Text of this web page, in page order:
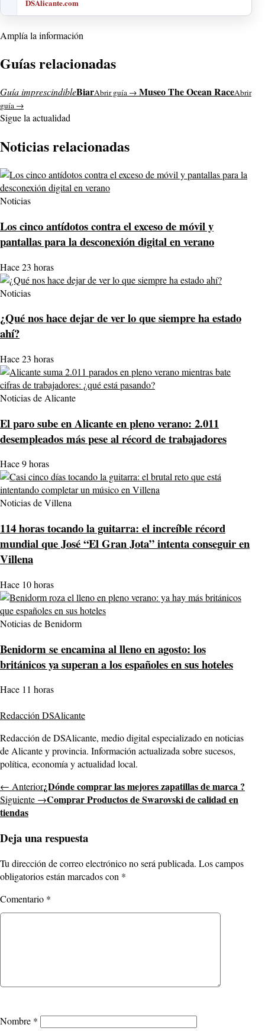
DSAlicante.com
Amplía la información
Guías relacionadas
Guía imprescindibleBiarAbrir guía → Museo The Ocean RaceAbrir
guía →
Sigue la actualidad
Noticias relacionadas
Noticias
Los cinco antídotos contra el exceso de móvil y
pantallas para la desconexión digital en verano
Hace 23 horas
Noticias
¿Qué nos hace dejar de ver lo que siempre ha estado
ahí?
Hace 23 horas
Noticias de Alicante
El paro sube en Alicante en pleno verano: 2.011
desempleados más pese al récord de trabajadores
Hace 9 horas
Noticias de Villena
114 horas tocando la guitarra: el increíble récord
mundial que José “El Gran Jota” intenta conseguir en
Villena
Hace 10 horas
Noticias de Benidorm
Benidorm se encamina al lleno en agosto: los
británicos ya superan a los españoles en sus hoteles
Hace 11 horas
Redacción DSAlicante
Redacción de DSAlicante, medio digital especializado en noticias
de Alicante y provincia. Información actualizada sobre sucesos,
política, economía y actualidad local.
← Anterior¿Dónde comprar las mejores zapatillas de marca ?
Siguiente →Comprar Productos de Swarovski de calidad en
tiendas
Deja una respuesta
Tu dirección de correo electrónico no será publicada. Los campos
obligatorios están marcados con *
Comentario *
Nombre *